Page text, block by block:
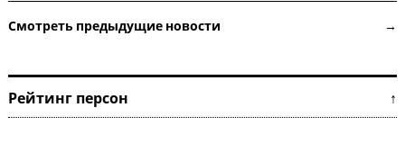
Смотреть предыдущие новости →
Рейтинг персон ↑